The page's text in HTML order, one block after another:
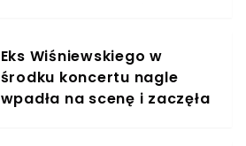
Eks Wiśniewskiego w
środku koncertu nagle
wpadła na scenę i zaczęła